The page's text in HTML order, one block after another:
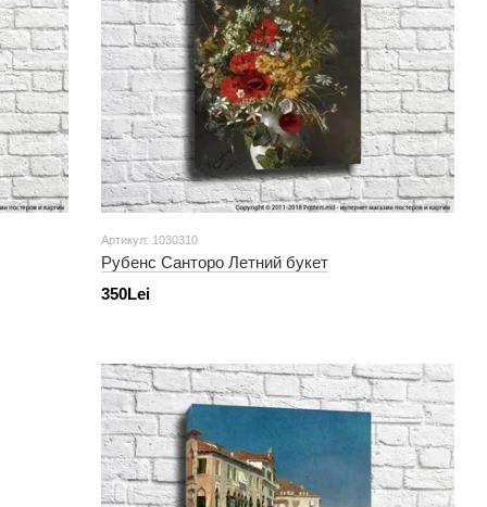
Артикул: 1030310
Рубенс Санторо Летний букет
350Lei